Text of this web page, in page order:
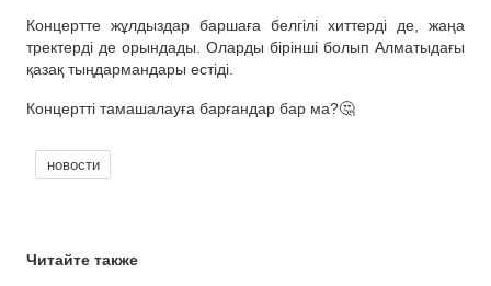
Концертте жұлдыздар баршаға белгілі хиттерді де, жаңа
тректерді де орындады. Оларды бірінші болып Алматыдағы
қазақ тыңдармандары естіді.
Концертті тамашалауға барғандар бар ма?🤔
новости
Читайте также